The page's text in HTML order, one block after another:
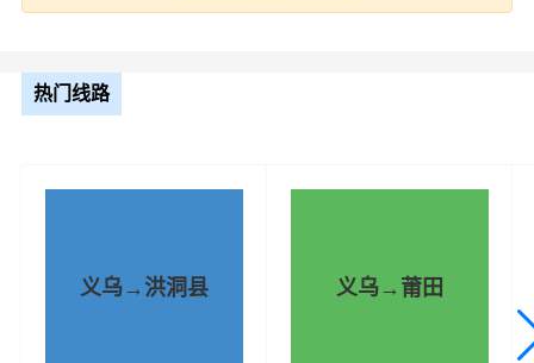
话沟通）
整车运输报价参考（4.2米-17.5米平板，高栏或厢车）
热门线路
义乌→洪洞县 义乌→莆田